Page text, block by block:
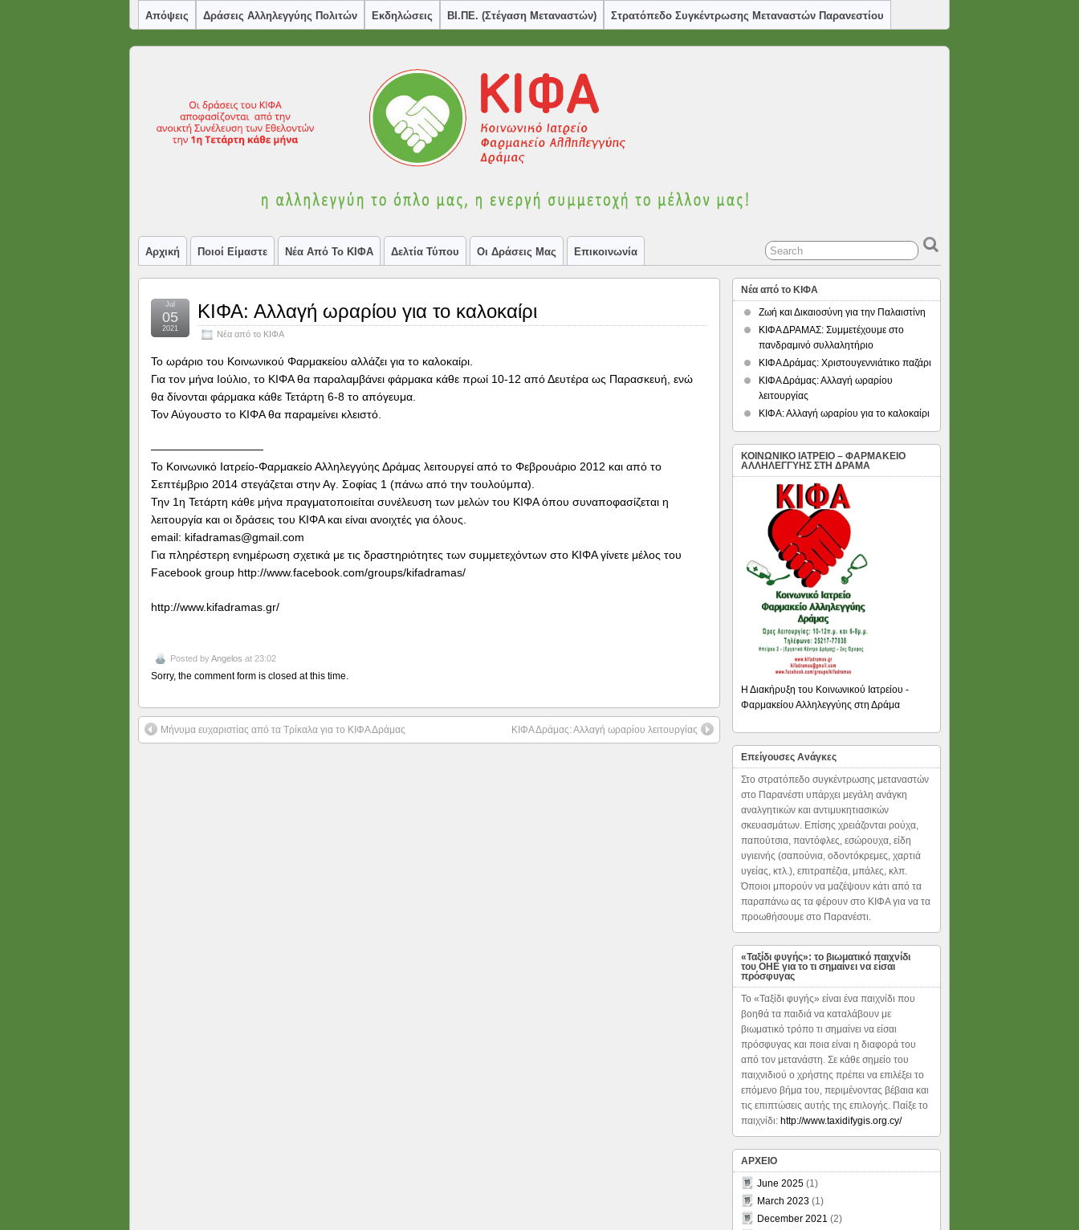
Απόψεις Δράσεις Αλληλεγγύης Πολιτών Εκδηλώσεις ΒΙ.ΠΕ. (στέγαση Μεταναστών) Στρατόπεδο Συγκέντρωσης Μεταναστών Παρανεστίου
Αρχική Ποιοί Είμαστε Νέα Από Το ΚΙΦΑ Δελτία Τύπου Οι Δράσεις Μας Επικοινωνία
ΚΙΦΑ: Αλλαγή ωραρίου για το καλοκαίρι
Νέα από το ΚΙΦΑ
Jul
05
2021
Το ωράριο του Κοινωνικού Φαρμακείου αλλάζει για το καλοκαίρι.
Για τον μήνα Ιούλιο, το ΚΙΦΑ θα παραλαμβάνει φάρμακα κάθε πρωί 10-12 από Δευτέρα ως Παρασκευή, ενώ
θα δίνονται φάρμακα κάθε Τετάρτη 6-8 το απόγευμα.
Τον Αύγουστο το ΚΙΦΑ θα παραμείνει κλειστό.
——————————
Το Κοινωνικό Ιατρείο-Φαρμακείο Αλληλεγγύης Δράμας λειτουργεί από το Φεβρουάριο 2012 και από το
Σεπτέμβριο 2014 στεγάζεται στην Αγ. Σοφίας 1 (πάνω από την τουλούμπα).
Την 1η Τετάρτη κάθε μήνα πραγματοποιείται συνέλευση των μελών του ΚΙΦΑ όπου συναποφασίζεται η
λειτουργία και οι δράσεις του ΚΙΦΑ και είναι ανοιχτές για όλους.
email: kifadramas@gmail.com
Για πληρέστερη ενημέρωση σχετικά με τις δραστηριότητες των συμμετεχόντων στο ΚΙΦΑ γίνετε μέλος του
Facebook group http://www.facebook.com/groups/kifadramas/
http://www.kifadramas.gr/
Posted byAngelos at 23:02
Sorry, the comment form is closed at this time.
Μήνυμα ευχαριστίας από τα Τρίκαλα για το ΚΙΦΑ Δράμας ΚΙΦΑ Δράμας: Αλλαγή ωραρίου λειτουργίας
Νέα από το ΚΙΦΑ
Ζωή και Δικαιοσύνη για την Παλαιστίνη
ΚΙΦΑ ΔΡΑΜΑΣ: Συμμετέχουμε στο
πανδραμινό συλλαλητήριο
ΚΙΦΑ Δράμας: Χριστουγεννιάτικο παζάρι
ΚΙΦΑ Δράμας: Αλλαγή ωραρίου
λειτουργίας
ΚΙΦΑ: Αλλαγή ωραρίου για το καλοκαίρι
ΚΟΙΝΩΝΙΚΟ ΙΑΤΡΕΙΟ – ΦΑΡΜΑΚΕΙΟ
ΑΛΛΗΛΕΓΓΥΗΣ ΣΤΗ ΔΡΑΜΑ
Η Διακήρυξη του Κοινωνικού Ιατρείου -
Φαρμακείου Αλληλεγγύης στη Δράμα
Επείγουσες Ανάγκες
Στο στρατόπεδο συγκέντρωσης μεταναστών
στο Παρανέστι υπάρχει μεγάλη ανάγκη
αναλγητικών και αντιμυκητιασικών
σκευασμάτων. Επίσης χρειάζονται ρούχα,
παπούτσια, παντόφλες, εσώρουχα, είδη
υγιεινής (σαπούνια, οδοντόκρεμες, χαρτιά
υγείας, κτλ.), επιτραπέζια, μπάλες, κλπ.
Όποιοι μπορούν να μαζέψουν κάτι από τα
παραπάνω ας τα φέρουν στο ΚΙΦΑ για να τα
προωθήσουμε στο Παρανέστι.
«Ταξίδι φυγής»: το βιωματικό παιχνίδι
του ΟΗΕ για το τι σημαίνει να είσαι
πρόσφυγας
To «Ταξίδι φυγής» είναι ένα παιχνίδι που
βοηθά τα παιδιά να καταλάβουν με
βιωματικό τρόπο τι σημαίνει να είσαι
πρόσφυγας και ποια είναι η διαφορά του
από τον μετανάστη. Σε κάθε σημείο του
παιχνιδιού ο χρήστης πρέπει να επιλέξει το
επόμενο βήμα του, περιμένοντας βέβαια και
τις επιπτώσεις αυτής της επιλογής. Παίξε το
παιχνίδι: http://www.taxidifygis.org.cy/
ΑΡΧΕΙΟ
June 2025 (1)
March 2023 (1)
December 2021 (2)